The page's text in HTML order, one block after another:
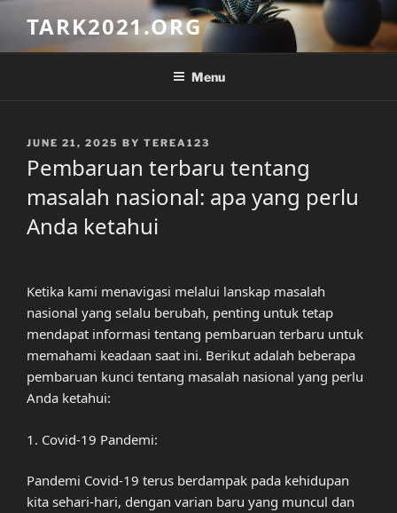
content
TARK2021.ORG
Menu
POSTED
JUNE 21, 2025 BY TEREA123
Pembaruan terbaru tentang
masalah nasional: apa yang perlu
Anda ketahui
Ketika kami menavigasi melalui lanskap masalah
nasional yang selalu berubah, penting untuk tetap
mendapat informasi tentang pembaruan terbaru untuk
memahami keadaan saat ini. Berikut adalah beberapa
pembaruan kunci tentang masalah nasional yang perlu
Anda ketahui:
1. Covid-19 Pandemi:
Pandemi Covid-19 terus berdampak pada kehidupan
kita sehari-hari, dengan varian baru yang muncul dan